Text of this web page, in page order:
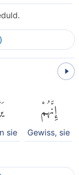
إِنَّهُمْ
Gewiss, sie
sie